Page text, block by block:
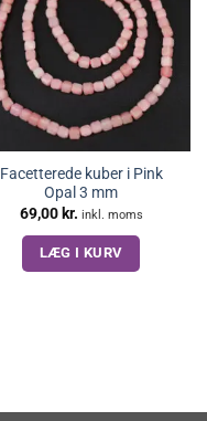
Facetterede kuber i Pink
Opal 3 mm
69,00 kr. inkl. moms
LÆG I KURV